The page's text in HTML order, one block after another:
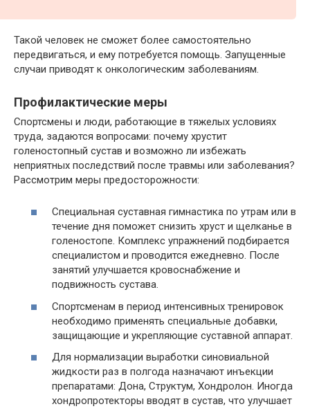
Такой человек не сможет более самостоятельно
передвигаться, и ему потребуется помощь. Запущенные
случаи приводят к онкологическим заболеваниям.
Профилактические меры
Спортсмены и люди, работающие в тяжелых условиях
труда, задаются вопросами: почему хрустит
голеностопный сустав и возможно ли избежать
неприятных последствий после травмы или заболевания?
Рассмотрим меры предосторожности:
Специальная суставная гимнастика по утрам или в
течение дня поможет снизить хруст и щелканье в
голеностопе. Комплекс упражнений подбирается
специалистом и проводится ежедневно. После
занятий улучшается кровоснабжение и
подвижность сустава.
Спортсменам в период интенсивных тренировок
необходимо применять специальные добавки,
защищающие и укрепляющие суставной аппарат.
Для нормализации выработки синовиальной
жидкости раз в полгода назначают инъекции
препаратами: Дона, Структум, Хондролон. Иногда
хондропротекторы вводят в сустав, что улучшает